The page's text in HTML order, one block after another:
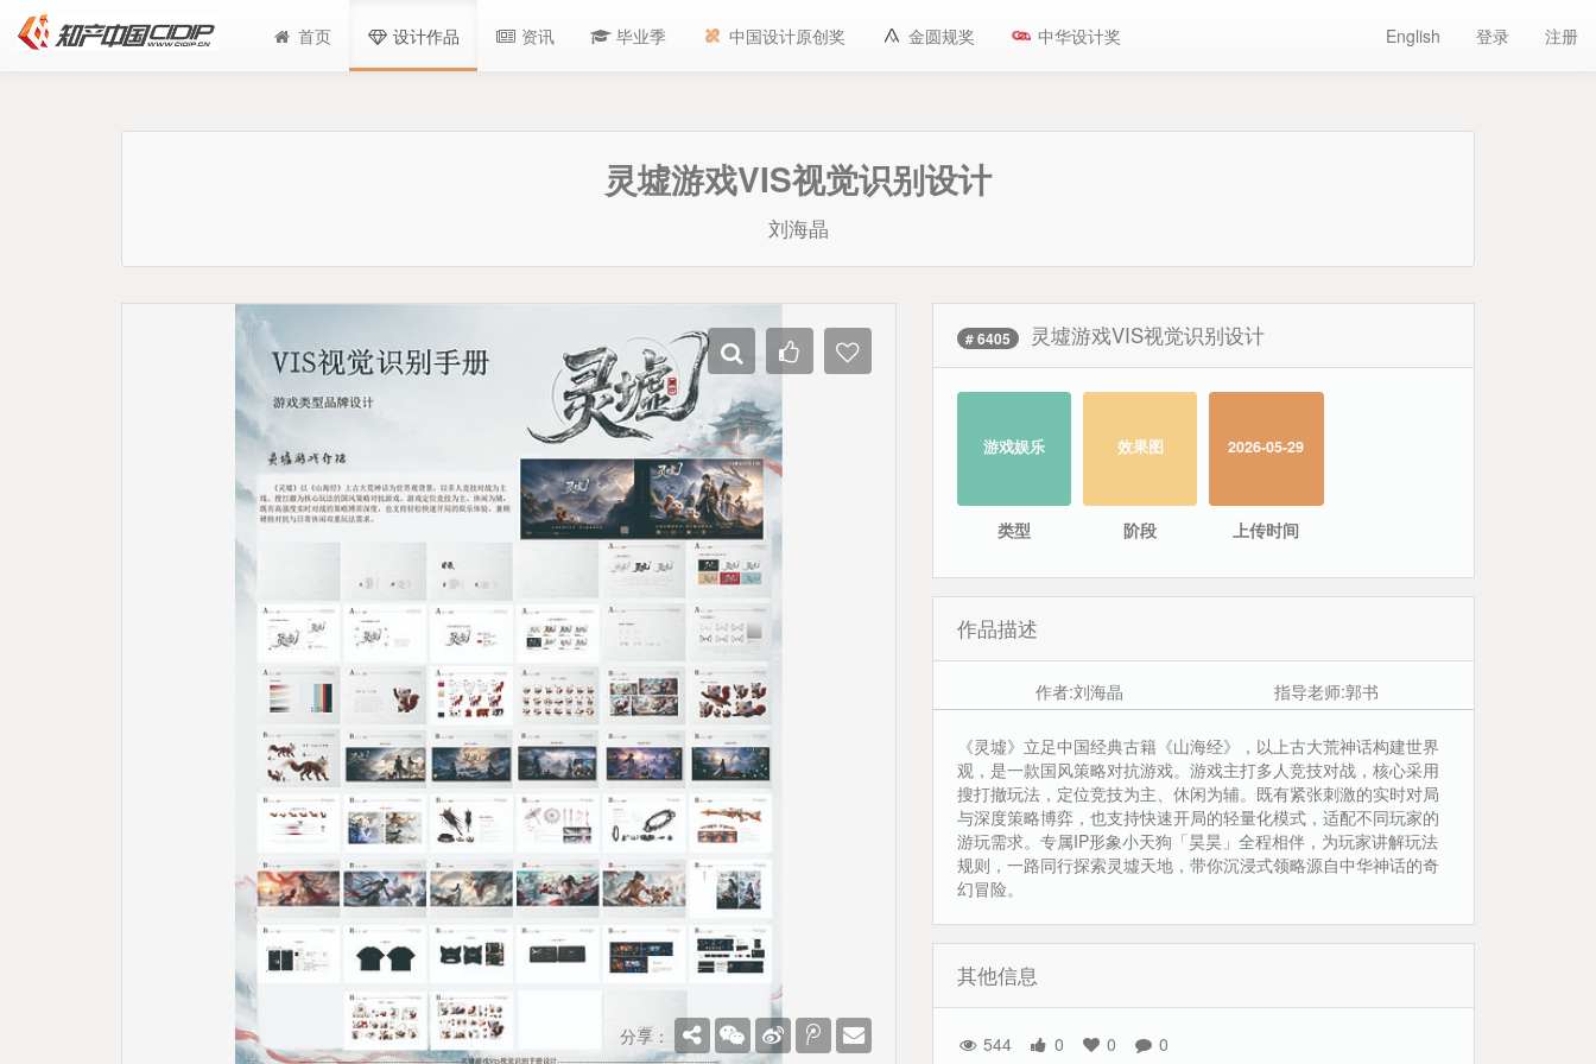
首页 设计作品 资讯 毕业季 中国设计原创奖 金圆规奖 中华设计奖 English 登录 注册
灵墟游戏VIS视觉识别设计
刘海晶
分享：
# 6405 灵墟游戏VIS视觉识别设计
游戏娱乐
类型
效果图
阶段
2026-05-29
上传时间
作品描述
作者:刘海晶 指导老师:郭书
《灵墟》立足中国经典古籍《山海经》，以上古大荒神话构建世界
观，是一款国风策略对抗游戏。游戏主打多人竞技对战，核心采用
搜打撤玩法，定位竞技为主、休闲为辅。既有紧张刺激的实时对局
与深度策略博弈，也支持快速开局的轻量化模式，适配不同玩家的
游玩需求。专属IP形象小天狗「昊昊」全程相伴，为玩家讲解玩法
规则，一路同行探索灵墟天地，带你沉浸式领略源自中华神话的奇
幻冒险。
其他信息
544 0 0 0